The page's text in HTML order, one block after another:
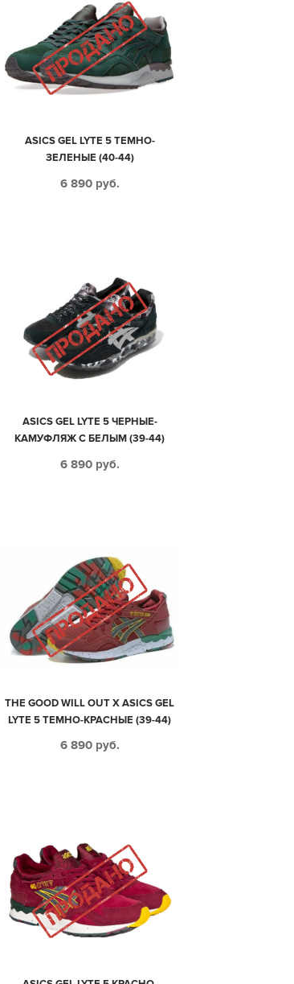
ASICS GEL LYTE 5 ТЕМНО-
ЗЕЛЕНЫЕ (40-44)
6 890 руб.
ASICS GEL LYTE 5 ЧЕРНЫЕ-
КАМУФЛЯЖ С БЕЛЫМ (39-44)
6 890 руб.
THE GOOD WILL OUT X ASICS GEL
LYTE 5 ТЕМНО-КРАСНЫЕ (39-44)
6 890 руб.